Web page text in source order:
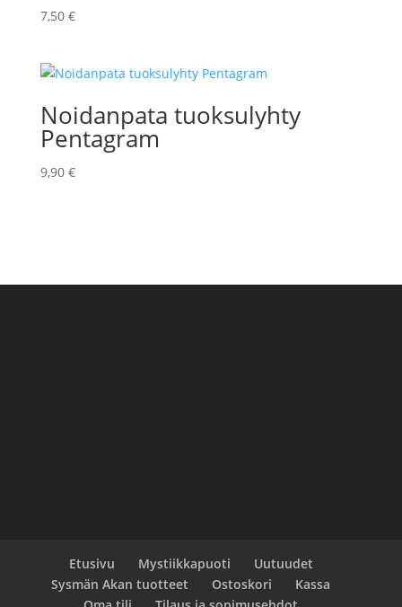
7,50 €
Noidanpata tuoksulyhty
Pentagram
9,90 €
Etusivu Mystiikkapuoti
Uutuudet
Sysmän Akan tuotteet
Ostoskori
Kassa